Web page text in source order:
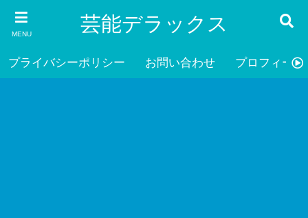
MENU 芸能デラックス
プライバシーポリシー お問い合わせ プロフィール